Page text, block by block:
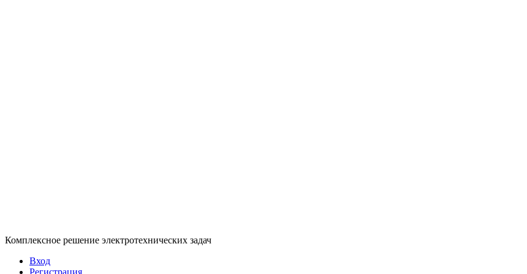
Комплексное решение электротехнических задач
Вход
Регистрация